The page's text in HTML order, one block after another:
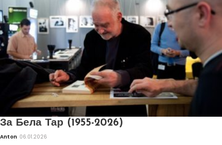
За Бела Тар (1955-2026)
Anton 06.01.2026